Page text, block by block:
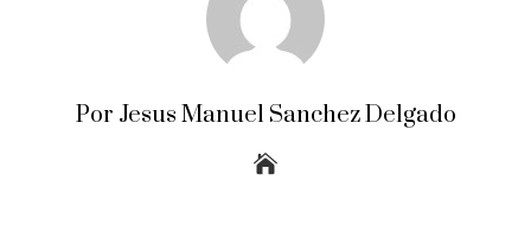
Por Jesus Manuel Sanchez Delgado